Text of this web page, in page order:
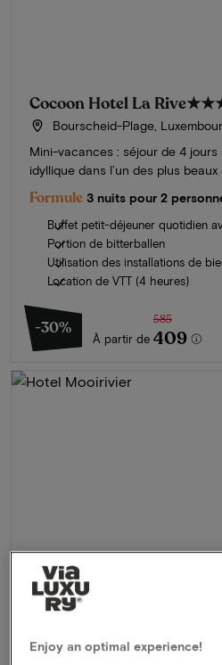
Cocoon Hotel La Rive
Bourscheid-Plage,
Mini-vacances : séjour de 4 jours
idyllique dans l’un des plus
Formule 3 nuits pour 2
Buffet petit-déjeuner quotidien
Portion de bitterballen
Utilisation des installations de
Location de VTT (4 heures)
-30%
À partir de
585
409
Hotel Mooirivier★★★★
Enjoy an optimal experience!